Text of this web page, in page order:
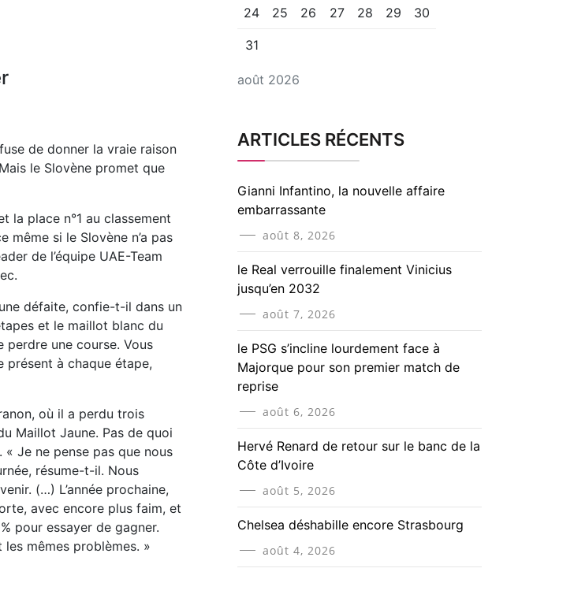
de donner la vraie raison
le Slovène promet que
la place n°1 au classement
même si le Slovène n’a pas
de l’équipe UAE-Team
défaite, confie-t-il dans un
et le maillot blanc du
perdre une course. Vous
présent à chaque étape,
où il a perdu trois
Maillot Jaune. Pas de quoi
Je ne pense pas que nous
résume-t-il. Nous
(…) L’année prochaine,
avec encore plus faim, et
pour essayer de gagner.
les mêmes problèmes. »
août 2026
24 25 26 27 28 29 30
31
ARTICLES RÉCENTS
Gianni Infantino, la nouvelle affaire
embarrassante
août 8, 2026
le Real verrouille finalement Vinicius
jusqu’en 2032
août 7, 2026
le PSG s’incline lourdement face à
Majorque pour son premier match de
reprise
août 6, 2026
Hervé Renard de retour sur le banc de la
Côte d’Ivoire
août 5, 2026
Chelsea déshabille encore Strasbourg
août 4, 2026